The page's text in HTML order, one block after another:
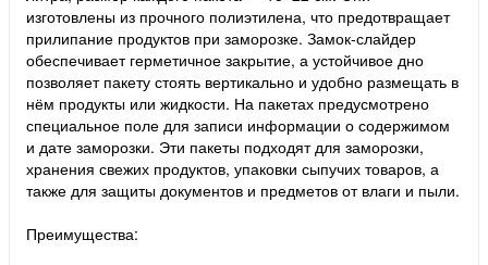
изготовлены из прочного полиэтилена, что предотвращает
прилипание продуктов при заморозке. Замок-слайдер
обеспечивает герметичное закрытие, а устойчивое дно
позволяет пакету стоять вертикально и удобно размещать в
нём продукты или жидкости. На пакетах предусмотрено
специальное поле для записи информации о содержимом
и дате заморозки. Эти пакеты подходят для заморозки,
хранения свежих продуктов, упаковки сыпучих товаров, а
также для защиты документов и предметов от влаги и пыли.
Преимущества: